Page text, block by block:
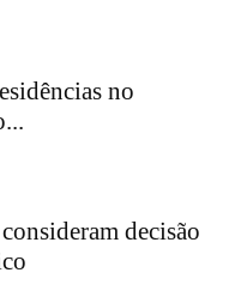
no
decisão